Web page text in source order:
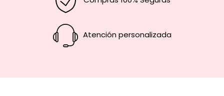
Atención personalizada